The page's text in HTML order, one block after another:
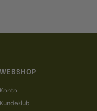
WEBSHOP
Konto
Kundeklub